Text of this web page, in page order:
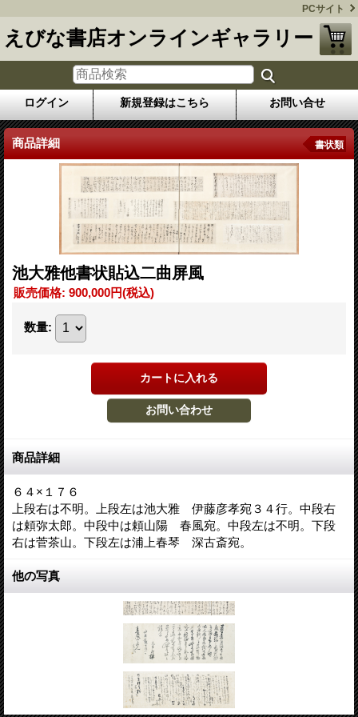
PCサイト
えびな書店オンラインギャラリー
ログイン 新規登録はこちら お問い合せ
商品詳細 書状類
池大雅他書状貼込二曲屏風
販売価格: 900,000円(税込)
数量:
商品詳細
６４×１７６
上段右は不明。上段左は池大雅 伊藤彦孝宛３４行。中段右
は頼弥太郎。中段中は頼山陽 春風宛。中段左は不明。下段
右は菅茶山。下段左は浦上春琴 深古斎宛。
他の写真